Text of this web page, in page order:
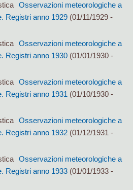
Osservazioni meteorologiche a
Registri anno 1929(01/11/1929 -
Osservazioni meteorologiche a
Registri anno 1930(01/01/1930 -
Osservazioni meteorologiche a
Registri anno 1931 (01/10/1930 -
Osservazioni meteorologiche a
Registri anno 1932(01/12/1931 -
Osservazioni meteorologiche a
Registri anno 1933(01/01/1933 -